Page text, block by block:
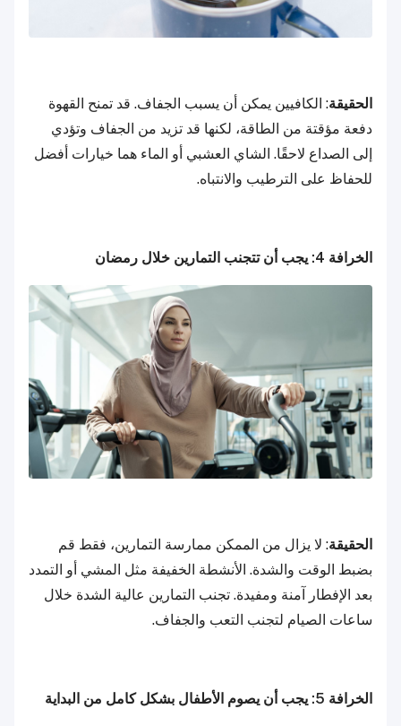
الحقيقة: الكافيين يمكن أن يسبب الجفاف. قد تمنح القهوة
دفعة مؤقتة من الطاقة، لكنها قد تزيد من الجفاف وتؤدي
إلى الصداع لاحقًا. الشاي العشبي أو الماء هما خيارات أفضل
للحفاظ على الترطيب والانتباه.
الخرافة 4: يجب أن تتجنب التمارين خلال رمضان
الحقيقة: لا يزال من الممكن ممارسة التمارين، فقط قم
بضبط الوقت والشدة. الأنشطة الخفيفة مثل المشي أو التمدد
بعد الإفطار آمنة ومفيدة. تجنب التمارين عالية الشدة خلال
ساعات الصيام لتجنب التعب والجفاف.
الخرافة 5: يجب أن يصوم الأطفال بشكل كامل من البداية